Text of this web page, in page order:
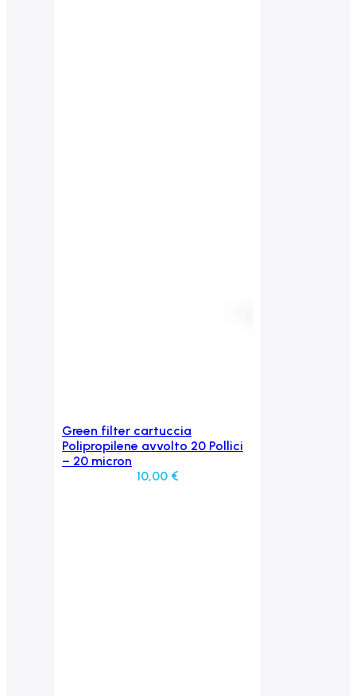
Aggiungi al carrello
Green filter cartuccia
Polipropilene avvolto 20 Pollici
– 20 micron
10,00 €